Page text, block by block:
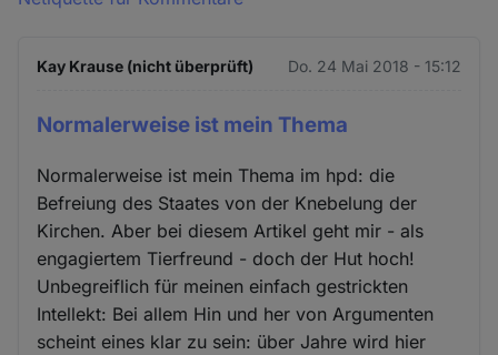
Kay Krause (nicht überprüft) Do. 24 Mai 2018 - 15:12
Normalerweise ist mein Thema
Normalerweise ist mein Thema im hpd: die
Befreiung des Staates von der Knebelung der
Kirchen. Aber bei diesem Artikel geht mir - als
engagiertem Tierfreund - doch der Hut hoch!
Unbegreiflich für meinen einfach gestrickten
Intellekt: Bei allem Hin und her von Argumenten
scheint eines klar zu sein: über Jahre wird hier